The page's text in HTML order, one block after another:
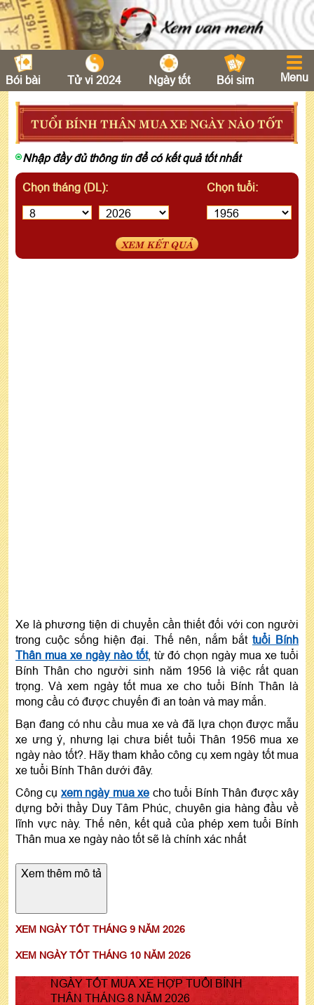
Bói bài Tử vi 2024 Ngày tốt Bói sim Menu
TUỔI BÍNH THÂN MUA XE NGÀY NÀO TỐT
Nhập đầy đủ thông tin để có kết quả tốt nhất
Chọn tháng (DL): Chọn tuổi:
XEM KẾT QUẢ
Xe là phương tiện di chuyển cần thiết đối với con người
trong cuộc sống hiện đại. Thế nên, nắm bắt tuổi Bính
Thân mua xe ngày nào tốt, từ đó chọn ngày mua xe tuổi
Bính Thân cho người sinh năm 1956 là việc rất quan
trọng. Và xem ngày tốt mua xe cho tuổi Bính Thân là
mong cầu có được chuyến đi an toàn và may mắn.
Bạn đang có nhu cầu mua xe và đã lựa chọn được mẫu
xe ưng ý, nhưng lại chưa biết tuổi Thân 1956 mua xe
ngày nào tốt?. Hãy tham khảo công cụ xem ngày tốt mua
xe tuổi Bính Thân dưới đây.
Công cụ xem ngày mua xe cho tuổi Bính Thân được xây
dựng bởi thầy Duy Tâm Phúc, chuyên gia hàng đầu về
lĩnh vực này. Thế nên, kết quả của phép xem tuổi Bính
Thân mua xe ngày nào tốt sẽ là chính xác nhất
Xem thêm mô tả
XEM NGÀY TỐT THÁNG 9 NĂM 2026
XEM NGÀY TỐT THÁNG 10 NĂM 2026
NGÀY TỐT MUA XE HỢP TUỔI BÍNH
THÂN THÁNG 8 NĂM 2026